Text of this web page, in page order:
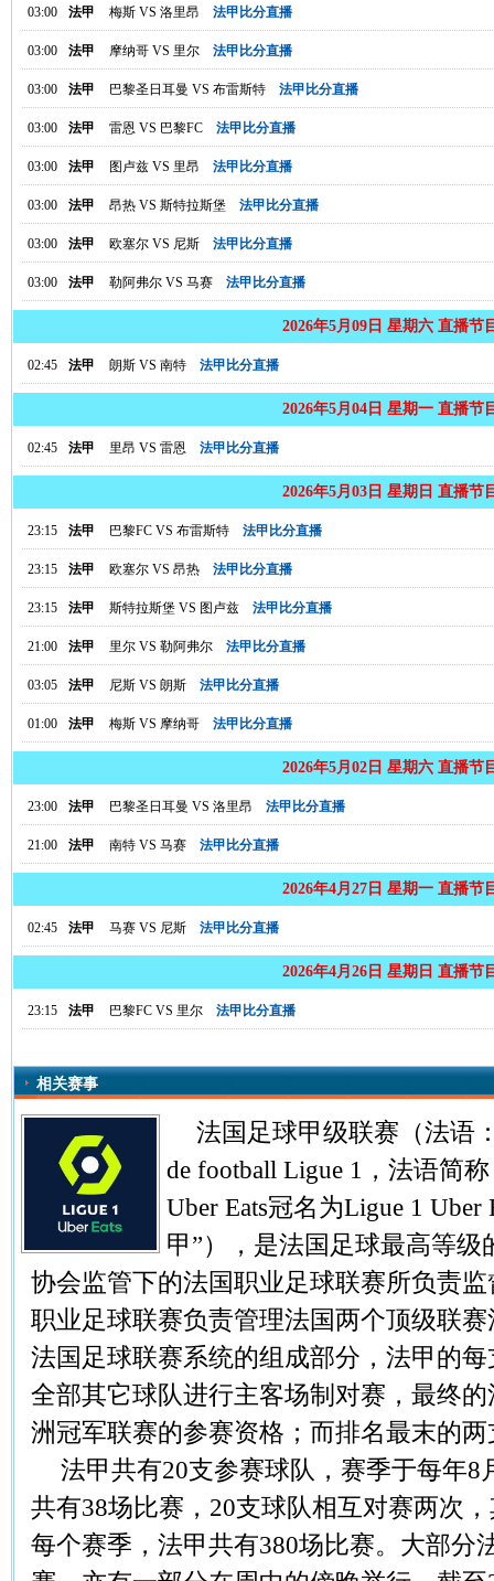
03:00 法甲 梅斯 VS 洛里昂 法甲比分直播
03:00 法甲 摩纳哥 VS 里尔 法甲比分直播
03:00 法甲 巴黎圣日耳曼 VS 布雷斯特 法甲比分直播
03:00 法甲 雷恩 VS 巴黎FC 法甲比分直播
03:00 法甲 图卢兹 VS 里昂 法甲比分直播
03:00 法甲 昂热 VS 斯特拉斯堡 法甲比分直播
03:00 法甲 欧塞尔 VS 尼斯 法甲比分直播
03:00 法甲 勒阿弗尔 VS 马赛 法甲比分直播
2026年5月09日 星期六 直播节
02:45 法甲 朗斯 VS 南特 法甲比分直播
2026年5月04日 星期一 直播节
02:45 法甲 里昂 VS 雷恩 法甲比分直播
2026年5月03日 星期日 直播节
23:15 法甲 巴黎FC VS 布雷斯特 法甲比分直播
23:15 法甲 欧塞尔 VS 昂热 法甲比分直播
23:15 法甲 斯特拉斯堡 VS 图卢兹 法甲比分直播
21:00 法甲 里尔 VS 勒阿弗尔 法甲比分直播
03:05 法甲 尼斯 VS 朗斯 法甲比分直播
01:00 法甲 梅斯 VS 摩纳哥 法甲比分直播
2026年5月02日 星期六 直播节
23:00 法甲 巴黎圣日耳曼 VS 洛里昂 法甲比分直播
21:00 法甲 南特 VS 马赛 法甲比分直播
2026年4月27日 星期一 直播节
02:45 法甲 马赛 VS 尼斯 法甲比分直播
2026年4月26日 星期日 直播节
23:15 法甲 巴黎FC VS 里尔 法甲比分直播
相关赛事
法国足球甲级联赛（法语
de football Ligue 1，法语简
Uber Eats冠名为Ligue 1 Uber
甲”），是法国足球最高等
协会监管下的法国职业足球联赛所负责
职业足球联赛负责管理法国两个顶级联
法国足球联赛系统的组成部分，法甲的
全部其它球队进行主客场制对赛，最终
洲冠军联赛的参赛资格；而排名最末的
法甲共有20支参赛球队，赛季于每年8
共有38场比赛，20支球队相互对赛两次
每个赛季，法甲共有380场比赛。大部分